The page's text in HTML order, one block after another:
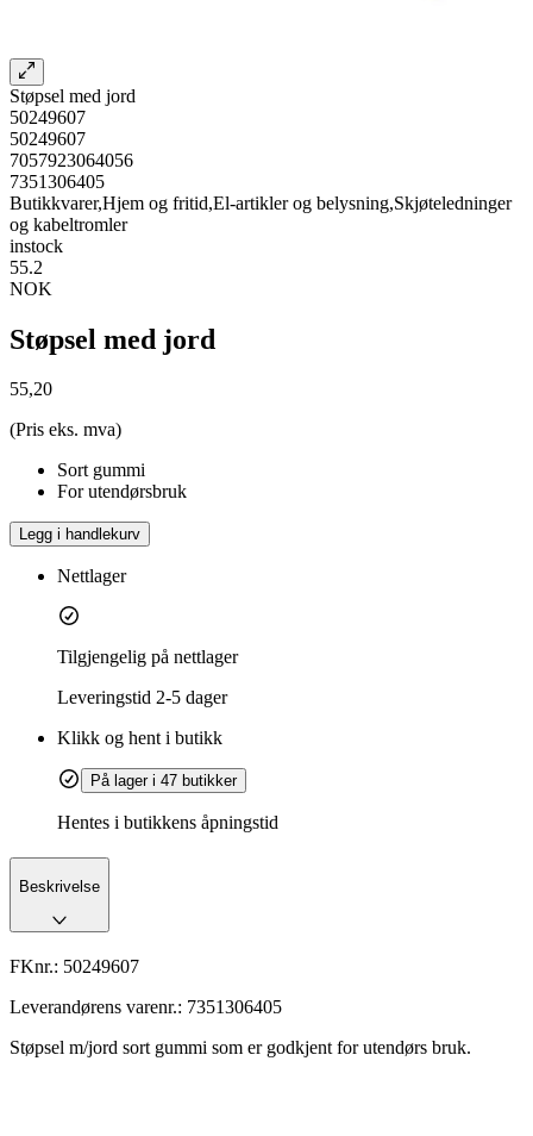
Støpsel med jord
50249607
50249607
7057923064056
7351306405
Butikkvarer,Hjem og fritid,El-artikler og belysning,Skjøteledninger
og kabeltromler
instock
55.2
NOK
Støpsel med jord
55,20
(Pris eks. mva)
Sort gummi
For utendørsbruk
Legg i handlekurv
Nettlager
Tilgjengelig på nettlager
Leveringstid 2-5 dager
Klikk og hent i butikk
På lager i 47 butikker
Hentes i butikkens åpningstid
Beskrivelse
FKnr.: 50249607
Leverandørens varenr.: 7351306405
Støpsel m/jord sort gummi som er godkjent for utendørs bruk.